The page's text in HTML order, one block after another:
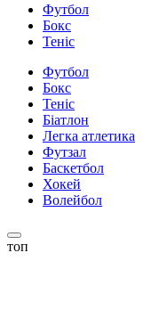
Футбол
Бокс
Теніс
Футбол
Бокс
Теніс
Біатлон
Легка атлетика
Футзал
Баскетбол
Хокей
Волейбол
топ